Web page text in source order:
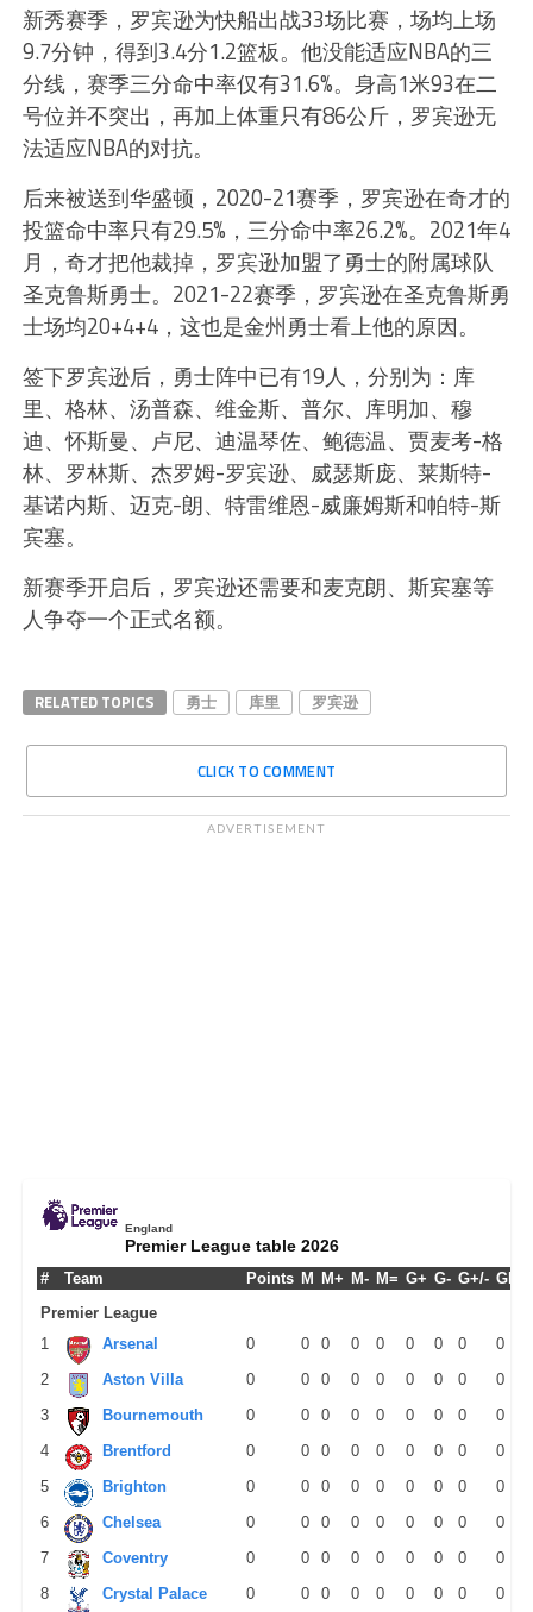
新秀赛季，罗宾逊为快船出战33场比赛，场均上场
9.7分钟，得到3.4分1.2篮板。他没能适应NBA的三
分线，赛季三分命中率仅有31.6%。身高1米93在二
号位并不突出，再加上体重只有86公斤，罗宾逊无
法适应NBA的对抗。
后来被送到华盛顿，2020-21赛季，罗宾逊在奇才的
投篮命中率只有29.5%，三分命中率26.2%。2021年4
月，奇才把他裁掉，罗宾逊加盟了勇士的附属球队
圣克鲁斯勇士。2021-22赛季，罗宾逊在圣克鲁斯勇
士场均20+4+4，这也是金州勇士看上他的原因。
签下罗宾逊后，勇士阵中已有19人，分别为：库
里、格林、汤普森、维金斯、普尔、库明加、穆
迪、怀斯曼、卢尼、迪温琴佐、鲍德温、贾麦考-格
林、罗林斯、杰罗姆-罗宾逊、威瑟斯庞、莱斯特-
基诺内斯、迈克-朗、特雷维恩-威廉姆斯和帕特-斯
宾塞。
新赛季开启后，罗宾逊还需要和麦克朗、斯宾塞等
人争夺一个正式名额。
RELATED TOPICS 勇士 库里 罗宾逊
CLICK TO COMMENT
ADVERTISEMENT
England
Premier League table 2026
# Team Points M M+ M- M= G+ G- G+/- GPM
Premier League
1
Arsenal 0 0 0 0 0 0 0 0
0
2
Aston Villa 0 0 0 0 0 0 0 0
0
3
Bournemouth 0 0 0 0 0 0 0 0
0
4
Brentford 0 0 0 0 0 0 0 0
0
5
Brighton 0 0 0 0 0 0 0 0
0
6
Chelsea 0 0 0 0 0 0 0 0
0
7
Coventry 0 0 0 0 0 0 0 0
0
8
Crystal Palace 0 0 0 0 0 0 0 0 0